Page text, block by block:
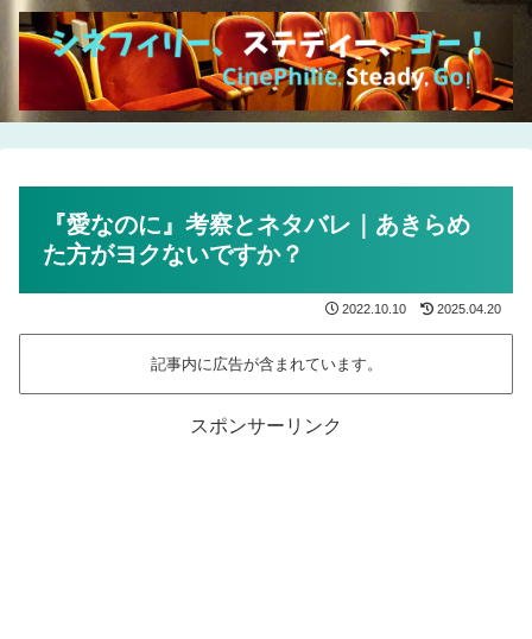
『愛なのに』考察とネタバレ｜あきらめ
た方がヨクないですか？
2022.10.10 2025.04.20
記事内に広告が含まれています。
スポンサーリンク